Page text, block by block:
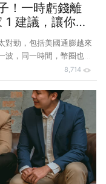
！一時虧錢離
建議，讓你離
對勁，包括美國通膨越來
，同一時間，幣圈也狀
越大，而且好多公司的股
問：到底發生什麼事了？
分享，最後再談談在這
定要知道景氣是會循環
的一部份是因為資金充
量化寬鬆印出來的錢，投
求來消耗這些貨幣供
8,714